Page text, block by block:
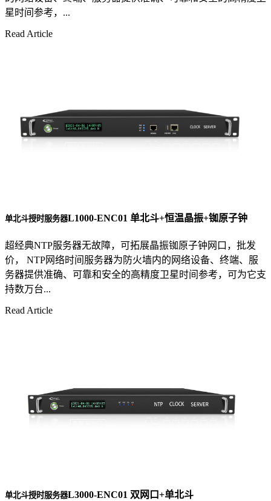
星时间参考，...
Read Article
单北斗授时服务器L1000-ENC01 单北斗+恒温晶振+铷原子钟
超经典NTP服务器无故障，可拓展晶振铷原子钟网口，批发
价， NTP网络时间服务器为防火墙内的网络设备、终端、服
务器提供准确、可靠和安全的高精度卫星时间参考，可为它支
持数万台...
Read Article
单北斗授时服务器L3000-ENC01 双网口+单北斗